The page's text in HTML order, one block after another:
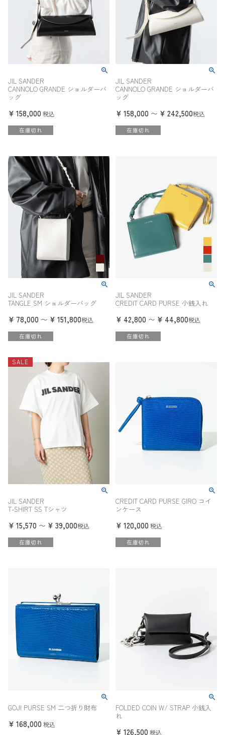
JIL SANDER
CANNOLO GRANDE ショルダーバ
ッグ
¥ 158,000 税込
在庫切れ
JIL SANDER
CANNOLO GRANDE ショルダーバ
ッグ
¥ 158,000 〜 ¥ 242,500税込
在庫切れ
JIL SANDER
TANGLE SM ショルダーバッグ
¥ 78,000 〜 ¥ 151,800税込
在庫切れ
JIL SANDER
CREDIT CARD PURSE 小銭入れ
¥ 42,800 〜 ¥ 44,800税込
在庫切れ
SALE
JIL SANDER
T-SHIRT SS Tシャツ
¥ 15,570 〜 ¥ 39,000税込
在庫切れ
CREDIT CARD PURSE GIRO コイ
ンケース
¥ 120,000 税込
在庫切れ
GOJI PURSE SM 二つ折り財布
¥ 168,000 税込
FOLDED COIN W/ STRAP 小銭入
れ
¥ 126,500 税込